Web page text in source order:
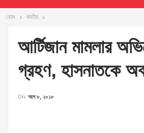
হোম জাতীয়
আর্টিজান মামলার
গ্রহণ, হাসনাতকে
On আগ ৮, ২০১৮